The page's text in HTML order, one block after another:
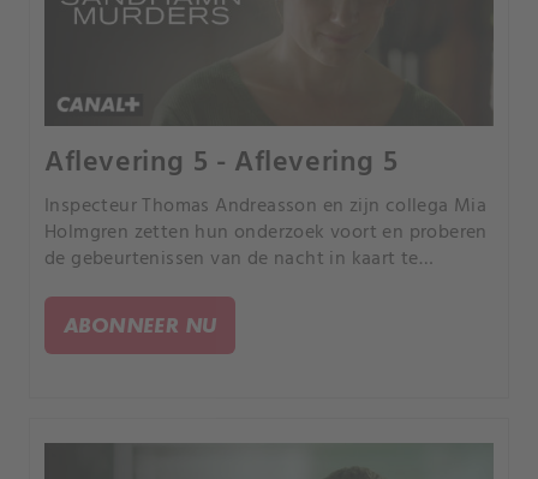
Aflevering 5 - Aflevering 5
Inspecteur Thomas Andreasson en zijn collega Mia
Holmgren zetten hun onderzoek voort en proberen
de gebeurtenissen van de nacht in kaart te
Ebba.ABONNEER NU